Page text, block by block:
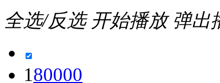
全选/反选 开始播放 弹出
180000